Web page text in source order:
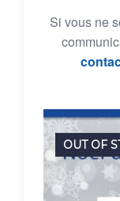
Si vous ne
OUT OF